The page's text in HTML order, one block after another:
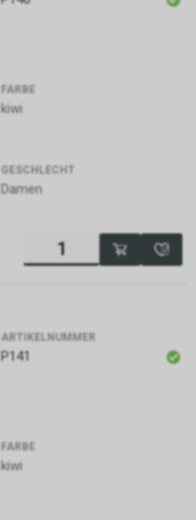
FARBE
kiwi
GESCHLECHT
Damen
ARTIKELNUMMER
P141
FARBE
kiwi